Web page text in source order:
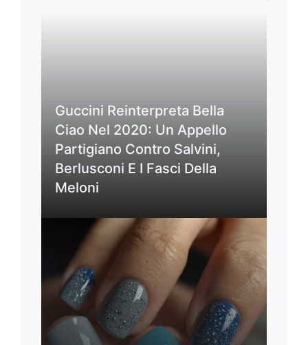
Guccini Reinterpreta Bella
Ciao Nel 2020: Un Appello
Partigiano Contro Salvini,
Berlusconi E I Fasci Della
Meloni